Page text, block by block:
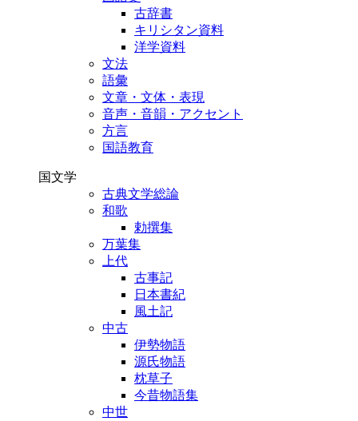
古辞書
キリシタン資料
洋学資料
文法
語彙
文章・文体・表現
音声・音韻・アクセント
方言
国語教育
国文学
古典文学総論
和歌
勅撰集
万葉集
上代
古事記
日本書紀
風土記
中古
伊勢物語
源氏物語
枕草子
今昔物語集
中世